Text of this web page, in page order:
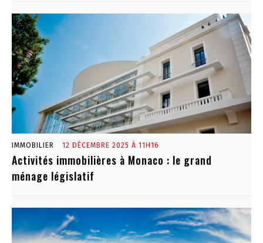
IMMOBILIER 12 DÉCEMBRE 2025 À 11H16
Activités immobilières à Monaco : le grand
ménage législatif